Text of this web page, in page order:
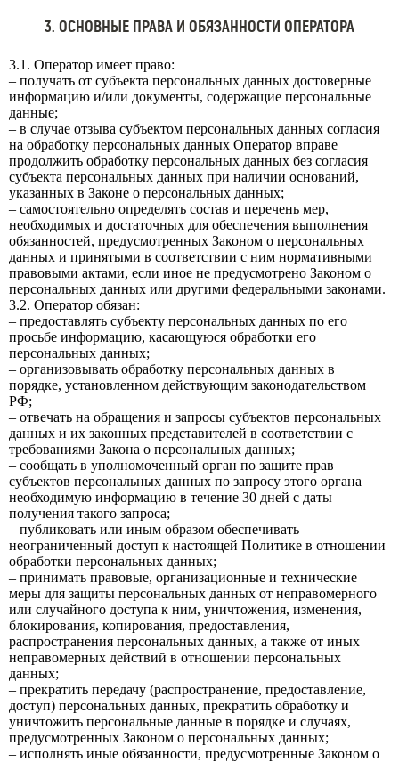
3. ОСНОВНЫЕ ПРАВА И ОБЯЗАННОСТИ ОПЕРАТОРА
3.1. Оператор имеет право:
– получать от субъекта персональных данных достоверные
информацию и/или документы, содержащие персональные
данные;
– в случае отзыва субъектом персональных данных согласия
на обработку персональных данных Оператор вправе
продолжить обработку персональных данных без согласия
субъекта персональных данных при наличии оснований,
указанных в Законе о персональных данных;
– самостоятельно определять состав и перечень мер,
необходимых и достаточных для обеспечения выполнения
обязанностей, предусмотренных Законом о персональных
данных и принятыми в соответствии с ним нормативными
правовыми актами, если иное не предусмотрено Законом о
персональных данных или другими федеральными законами.
3.2. Оператор обязан:
– предоставлять субъекту персональных данных по его
просьбе информацию, касающуюся обработки его
персональных данных;
– организовывать обработку персональных данных в
порядке, установленном действующим законодательством
РФ;
– отвечать на обращения и запросы субъектов персональных
данных и их законных представителей в соответствии с
требованиями Закона о персональных данных;
– сообщать в уполномоченный орган по защите прав
субъектов персональных данных по запросу этого органа
необходимую информацию в течение 30 дней с даты
получения такого запроса;
– публиковать или иным образом обеспечивать
неограниченный доступ к настоящей Политике в отношении
обработки персональных данных;
– принимать правовые, организационные и технические
меры для защиты персональных данных от неправомерного
или случайного доступа к ним, уничтожения, изменения,
блокирования, копирования, предоставления,
распространения персональных данных, а также от иных
неправомерных действий в отношении персональных
данных;
– прекратить передачу (распространение, предоставление,
доступ) персональных данных, прекратить обработку и
уничтожить персональные данные в порядке и случаях,
предусмотренных Законом о персональных данных;
– исполнять иные обязанности, предусмотренные Законом о